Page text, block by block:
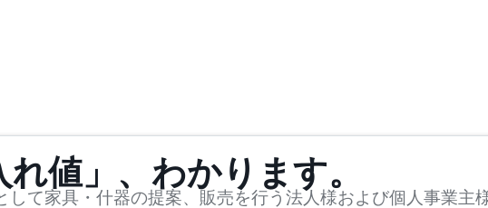
値」、わかります。
て家具・什器の提案、販売を行う法人様および個人事業主